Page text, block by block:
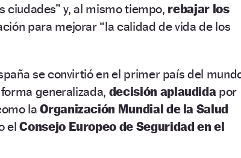
ciudades” y, al mismo tiempo, rebajar los
para mejorar “la calidad de vida de los
se convirtió en el primer país del
generalizada, decisión aplaudida por
laOrganización Mundial de la Salud
elConsejo Europeo de Seguridad en el